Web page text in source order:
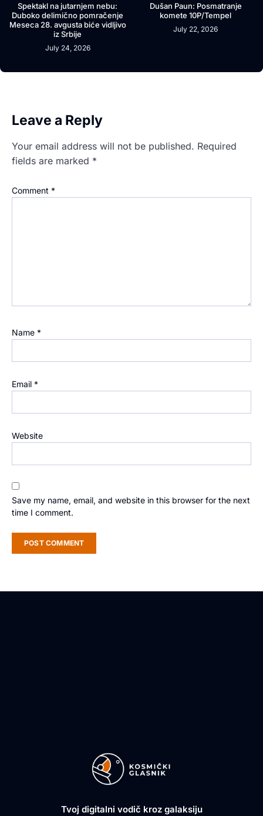
Spektakl na jutarnjem nebu:
Duboko delimično pomračenje
Meseca 28. avgusta biće vidljivo
iz Srbije
July 24, 2026
Dušan Paun: Posmatranje
komete 10P/Tempel
July 22, 2026
Leave a Reply
Your email address will not be published. Required
fields are marked *
Comment *
Name *
Email *
Website
Save my name, email, and website in this browser for the next
time I comment.
Tvoj digitalni vodič kroz galaksiju